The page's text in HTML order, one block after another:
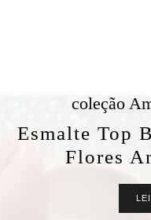
coleção
Esmalte Top
Flores